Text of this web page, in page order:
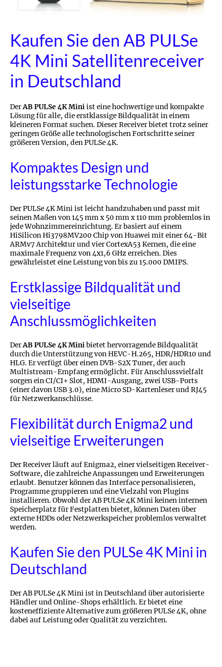
Kaufen Sie den AB PULSe
4K Mini Satellitenreceiver
in Deutschland
DerAB PULSe 4K Miniist eine hochwertige und kompakte
Lösung für alle, die erstklassige Bildqualität in einem
kleineren Format suchen. Dieser Receiver bietet trotz seiner
geringen Größe alle technologischen Fortschritte seiner
größeren Version, den PULSe 4K.
Kompaktes Design und
leistungsstarke Technologie
Der PULSe 4K Mini ist leicht handzuhaben und passt mit
seinen Maßen von 145 mm x 50 mm x 110 mm problemlos in
jede Wohnzimmereinrichtung. Er basiert auf einem
HiSilicon Hi3798MV200 Chip von Huawei mit einer 64-Bit
ARMv7 Architektur und vier CortexA53 Kernen, die eine
maximale Frequenz von 4x1,6 GHz erreichen. Dies
gewährleistet eine Leistung von bis zu 15.000 DMIPS.
Erstklassige Bildqualität und
vielseitige
Anschlussmöglichkeiten
DerAB PULSe 4K Minibietet hervorragende Bildqualität
durch die Unterstützung von HEVC-H.265, HDR/HDR10 und
HLG. Er verfügt über einen DVB-S2X Tuner, der auch
Multistream-Empfang ermöglicht. Für Anschlussvielfalt
sorgen ein CI/CI+ Slot, HDMI-Ausgang, zwei USB-Ports
(einer davon USB 3.0), eine Micro SD-Kartenleser und RJ45
für Netzwerkanschlüsse.
Flexibilität durch Enigma2 und
vielseitige Erweiterungen
Der Receiver läuft auf Enigma2, einer vielseitigen Receiver-
Software, die zahlreiche Anpassungen und Erweiterungen
erlaubt. Benutzer können das Interface personalisieren,
Programme gruppieren und eine Vielzahl von Plugins
installieren. Obwohl der AB PULSe 4K Mini keinen internen
Speicherplatz für Festplatten bietet, können Daten über
externe HDDs oder Netzwerkspeicher problemlos verwaltet
werden.
Kaufen Sie den PULSe 4K Mini in
Deutschland
Der AB PULSe 4K Mini ist in Deutschland über autorisierte
Händler und Online-Shops erhältlich. Er bietet eine
kosteneffiziente Alternative zum größeren PULSe 4K, ohne
dabei auf Leistung oder Qualität zu verzichten.